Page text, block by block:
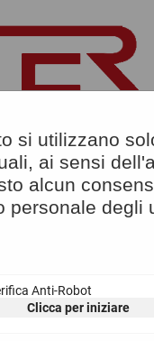
si utilizzano
ai sensi
alcun
personale degli
Anti-Robot
Clicca per iniziare